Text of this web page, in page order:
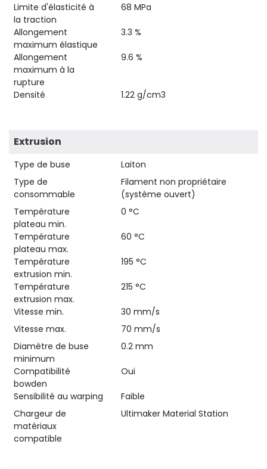
Limite d'élasticité à
la traction
68 MPa
Allongement
maximum élastique
3.3 %
Allongement
maximum à la
rupture
9.6 %
Densité 1.22 g/cm3
Extrusion
Type de buse
Laiton
Type de
consommable
Filament non propriétaire
(système ouvert)
Température
plateau min.
0 °C
Température
plateau max.
60 °C
Température
extrusion min.
195 °C
Température
extrusion max.
215 °C
Vitesse min.
30 mm/s
Vitesse max.
70 mm/s
Diamètre de buse
minimum
0.2 mm
Compatibilité
bowden
Oui
Sensibilité au warping
Faible
Chargeur de
matériaux
compatible
Ultimaker Material Station